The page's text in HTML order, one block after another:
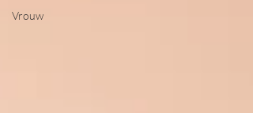
Vrouw